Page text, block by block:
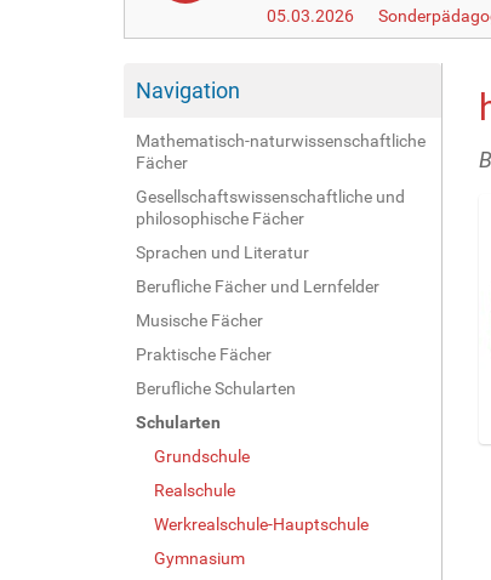
05.03.2026
Navigation
Mathematisch-naturwissenschaftliche
Fächer
Gesellschaftswissenschaftliche und
philosophische Fächer
Sprachen und Literatur
Berufliche Fächer und Lernfelder
Musische Fächer
Praktische Fächer
Berufliche Schularten
Schularten
Grundschule
Realschule
Werkrealschule-Hauptschule
Gymnasium